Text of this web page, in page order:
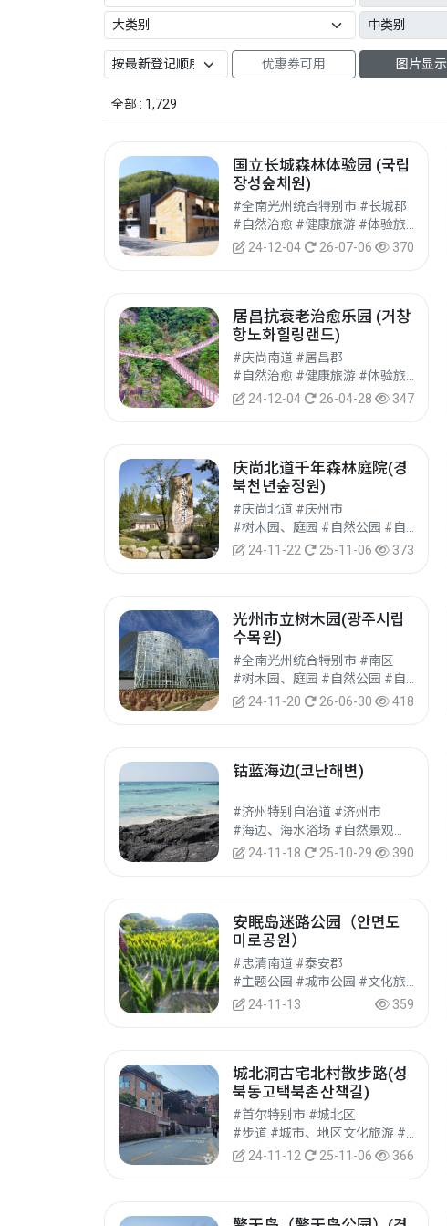
优惠券可用 图片显示
全部 : 1,729
国立长城森林体验园 (국립
장성숲체원)
#全南光州统合特别市 #长城郡
24-12-04
26-07-06 370
居昌抗衰老治愈乐园 (거창
항노화힐링랜드)
#庆尚南道 #居昌郡
24-12-04
26-04-28 347
庆尚北道千年森林庭院(경
북천년숲정원)
#庆尚北道 #庆州市
24-11-22
25-11-06 373
光州市立树木园(광주시립
수목원)
#全南光州统合特别市 #南区
24-11-20
26-06-30 418
钴蓝海边(코난해변)
#济州特别自治道 #济州市
24-11-18
25-10-29 390
安眠岛迷路公园（안면도
미로공원）
#忠清南道 #泰安郡
24-11-13
359
城北洞古宅北村散步路(성
북동고택북촌산책길)
#首尔特别市 #城北区
24-11-12
25-11-06 366